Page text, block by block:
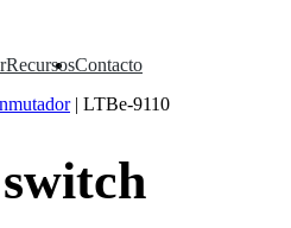
Recursos
▼ Contacto
▼
| LTBe-9110